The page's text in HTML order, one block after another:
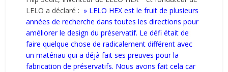
LELO a déclaré : » LELO HEX est le fruit de plusieurs
années de recherche dans toutes les directions pour
améliorer le design du préservatif. Le défi était de
faire quelque chose de radicalement différent avec
un matériau qui a déjà fait ses preuves pour la
fabrication de préservatifs. Nous avons fait cela car